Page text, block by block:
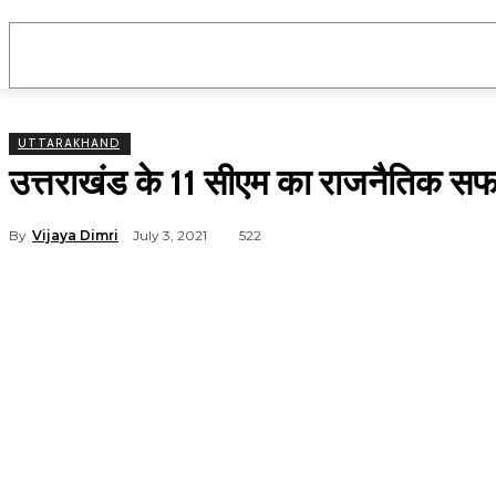
UTTARAKHAND
उत्तराखंड के 11 सीएम का राजनैतिक
By Vijaya Dimri July 3, 2021 522